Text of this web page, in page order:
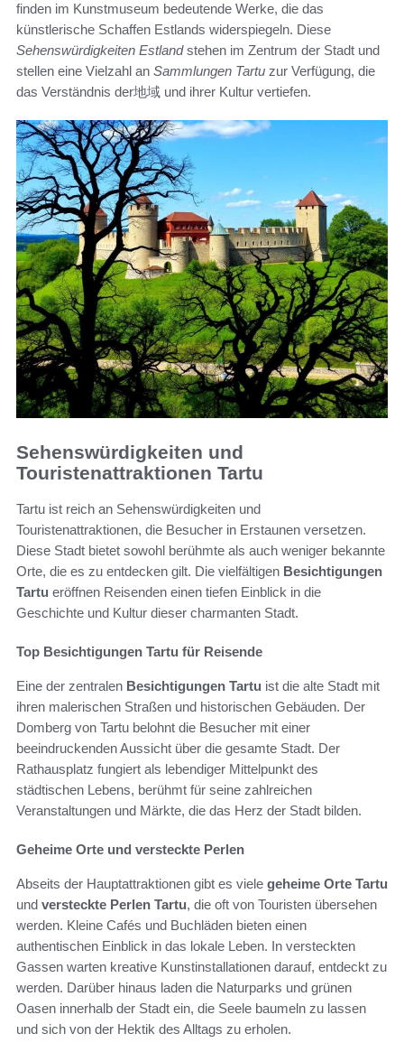
finden im Kunstmuseum bedeutende Werke, die das
künstlerische Schaffen Estlands widerspiegeln. Diese
Sehenswürdigkeiten Estlandstehen im Zentrum der Stadt und
stellen eine Vielzahl an Sammlungen Tartu zur Verfügung, die
das Verständnis der地域 und ihrer Kultur vertiefen.
Sehenswürdigkeiten und
Touristenattraktionen Tartu
Tartu ist reich an Sehenswürdigkeiten und
Touristenattraktionen, die Besucher in Erstaunen versetzen.
Diese Stadt bietet sowohl berühmte als auch weniger bekannte
Orte, die es zu entdecken gilt. Die vielfältigen Besichtigungen
Tartu eröffnen Reisenden einen tiefen Einblick in die
Geschichte und Kultur dieser charmanten Stadt.
Top Besichtigungen Tartu für Reisende
Eine der zentralen Besichtigungen Tartu ist die alte Stadt mit
ihren malerischen Straßen und historischen Gebäuden. Der
Domberg von Tartu belohnt die Besucher mit einer
beeindruckenden Aussicht über die gesamte Stadt. Der
Rathausplatz fungiert als lebendiger Mittelpunkt des
städtischen Lebens, berühmt für seine zahlreichen
Veranstaltungen und Märkte, die das Herz der Stadt bilden.
Geheime Orte und versteckte Perlen
Abseits der Hauptattraktionen gibt es viele geheime Orte Tartu
und versteckte Perlen Tartu, die oft von Touristen übersehen
werden. Kleine Cafés und Buchläden bieten einen
authentischen Einblick in das lokale Leben. In versteckten
Gassen warten kreative Kunstinstallationen darauf, entdeckt zu
werden. Darüber hinaus laden die Naturparks und grünen
Oasen innerhalb der Stadt ein, die Seele baumeln zu lassen
und sich von der Hektik des Alltags zu erholen.